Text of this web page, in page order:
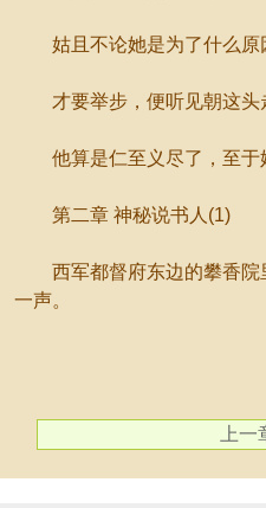
姑且不论她是为了什么原因
才要举步，便听见朝这头走
他算是仁至义尽了，至于
第二章 神秘说书人(1)
西军都督府东边的攀香院里
一声。
上一